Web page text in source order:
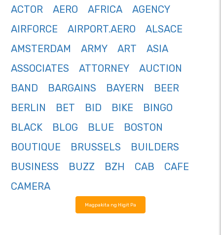
ACTOR
AERO AFRICA
AGENCY
AIRFORCE
AIRPORT.AERO
ALSACE
AMSTERDAM
ARMY ART
ASIA
ASSOCIATES
ATTORNEY
AUCTION
BAND
BARGAINS BAYERN
BEER
BERLIN
BET BID BIKE
BINGO
BLACK
BLOG BLUE
BOSTON
BOUTIQUE
BRUSSELS
BUILDERS
BUSINESS
BUZZ BZH CAB
CAFE
CAMERA
Magpakita ng Higit Pa